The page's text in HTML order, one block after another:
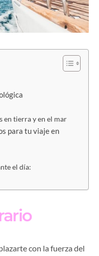
en tierra y en el mar
para tu viaje en
el día:
con la fuerza del